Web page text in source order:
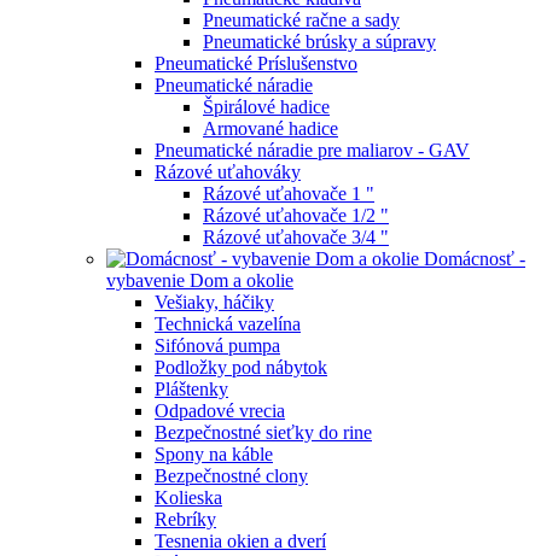
Pneumatické račne a sady
Pneumatické brúsky a súpravy
Pneumatické Príslušenstvo
Pneumatické náradie
Špirálové hadice
Armované hadice
Pneumatické náradie pre maliarov - GAV
Rázové uťahováky
Rázové uťahovače 1 "
Rázové uťahovače 1/2 "
Rázové uťahovače 3/4 "
Domácnosť -
vybavenie Dom a okolie
Vešiaky, háčiky
Technická vazelína
Sifónová pumpa
Podložky pod nábytok
Pláštenky
Odpadové vrecia
Bezpečnostné sieťky do rine
Spony na káble
Bezpečnostné clony
Kolieska
Rebríky
Tesnenia okien a dverí